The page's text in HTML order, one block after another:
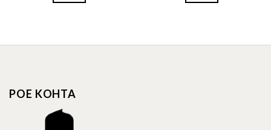
multiple
may
chosen
multiple
POE KOHTA